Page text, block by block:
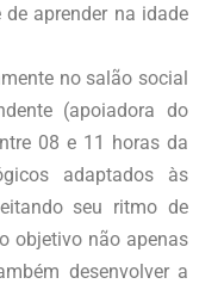
aprender na idade
no salão social
(apoiadora do
08 e 11 horas da
adaptados às
seu ritmo de
objetivo não apenas
desenvolver a